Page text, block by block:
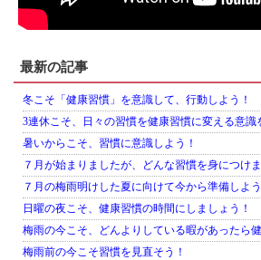
最新の記事
冬こそ「健康習慣」を意識して、行動しよう！
3連休こそ、日々の習慣を健康習慣に変える意識
暑いからこそ、習慣に意識しよう！
７月が始まりましたが、どんな習慣を身につけ
７月の梅雨明けした夏に向けて今から準備しよう
日曜の夜こそ、健康習慣の時間にしましょう！
梅雨の今こそ、どんよりしている暇があったら
梅雨前の今こそ習慣を見直そう！